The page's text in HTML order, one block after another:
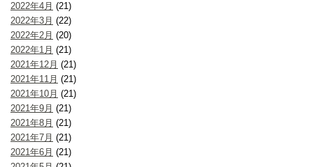
2022年4月 (21)
2022年3月 (22)
2022年2月 (20)
2022年1月 (21)
2021年12月 (21)
2021年11月 (21)
2021年10月 (21)
2021年9月 (21)
2021年8月 (21)
2021年7月 (21)
2021年6月 (21)